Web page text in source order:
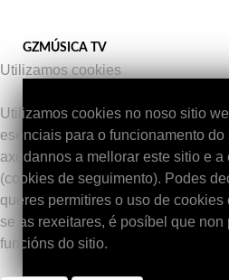
GZMÚSICA TV
Utilizamos cookies
Utilizamos cookies no noso sitio
esenciais para o funcionamento do
axúdannos a mellorar este sitio e
(cookies de seguimento). Podes
queres permitires o uso de cookies
se as rexeitares, é posíbel que
funcións do sitio.